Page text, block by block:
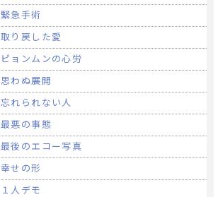
緊急手術
取り戻した愛
ピョンムンの心労
思わぬ展開
忘れられない人
最悪の事態
最後のエコー写真
幸せの形
１人デモ